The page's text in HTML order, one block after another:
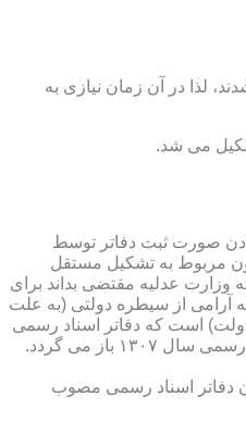
لذا در آن زمان نیازی به
لغو ضمنی دادن صورت ثبت دفاتر توسط
مربوط به تشكیل مستقل
عدلیه مجلس شورای ملی، در نقاطی كه وزارت عدلیه مقتضی بداند برای
آرامی از سیطره دولتی (به علت
است كه دفاتر اسناد رسمی
شكل می گیرد، علی رغم اینكه صلاحیت دفاتر در آن زمان محلی بوده است. به عبارت دیگر اولین اقدام مربوط به خصوصی سازی تنظیم اسناد مراجعان، به قانون دفاتر اسناد رسمی سال ۱۳۰۷ باز می گردد.
از یك نفر صاحب دفتر و لااقل یك نفر نماینده اداره ثبت اسناد بوده است. با تصویب قانون ثبت اسناد و املاك مصوب ۲۰/۱/۱۳۰۸، قانون دفاتر اسناد رسمی مصوب